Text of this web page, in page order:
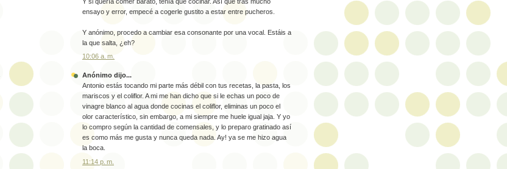
ensayo y error, empecé a cogerle gustito a estar entre pucheros.
Y anónimo, procedo a cambiar esa consonante por una vocal. Estáis a
la que salta, ¿eh?
10:06 a. m.
Anónimo dijo...
Antonio estás tocando mi parte más débil con tus recetas, la pasta, los
mariscos y el coliflor. A mi me han dicho que si le echas un poco de
vinagre blanco al agua donde cocinas el coliflor, eliminas un poco el
olor característico, sin embargo, a mi siempre me huele igual jaja. Y yo
lo compro según la cantidad de comensales, y lo preparo gratinado así
es como más me gusta y nunca queda nada. Ay! ya se me hizo agua
la boca.
11:14 p. m.